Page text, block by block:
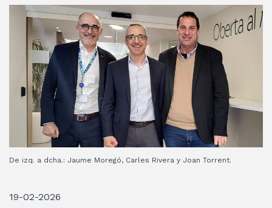
De izq. a dcha.: Jaume Moregó, Carles Rivera y Joan Torrent.
19-02-2026